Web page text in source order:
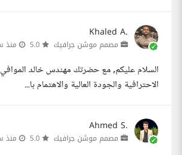
Khaled A.
مصمم موشن جرافيك منذ
الاحترافية والجودة العالية والاهتمام با...
Ahmed S.
مصمم موشن جرافيك منذ